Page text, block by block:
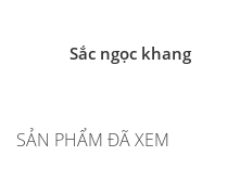
Sắc ngọc khang
SẢN PHẨM ĐÃ XEM